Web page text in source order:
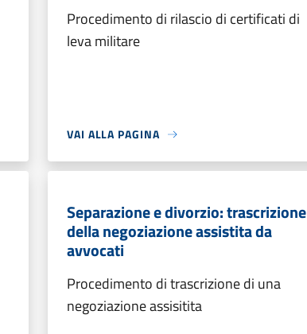
Procedimento di rilascio di certificati di
leva militare
VAI ALLA PAGINA
Separazione e divorzio: trascrizione
della negoziazione assistita da
avvocati
Procedimento di trascrizione di una
negoziazione assisitita